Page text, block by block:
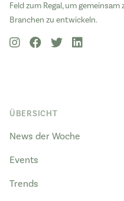
Feld zum Regal, um
Branchen zu entwickeln.
ÜBERSICHT
News der Woche
Events
Trends